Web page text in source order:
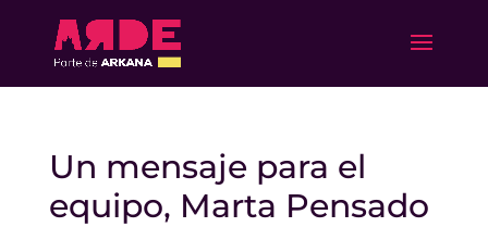
Un mensaje para el
equipo, Marta Pensado